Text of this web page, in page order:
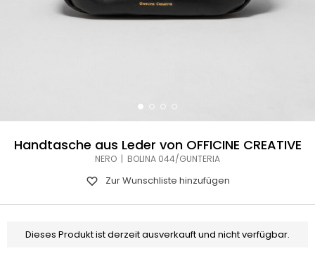
Handtasche aus Leder von OFFICINE CREATIVE
NERO | BOLINA 044/GUNTERIA
Zur Wunschliste hinzufügen
Dieses Produkt ist derzeit ausverkauft und nicht verfügbar.